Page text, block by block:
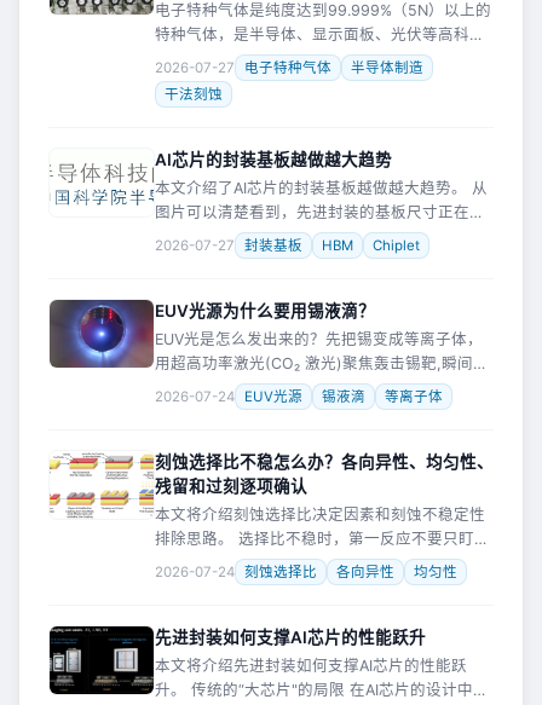
电子特种气体是纯度达到99.999%（5N）以上的
特种气体，是半导体、显示面板、光伏等高科技
产业制造过程中的关键材料。在集成电路从裸硅
片到成品芯片的晶圆制造全流程中，超过一半的
工序要用到电子特种气体。
2026-07-27 电子特种气体
半导体制造
干法刻蚀
AI芯片的封装基板越做越大趋势
本文介绍了AI芯片的封装基板越做越大趋势。 从
图片可以清楚看到，先进封装的基板尺寸正在快
速膨胀。这背后是AI芯片对算力和带宽的无尽渴
求。 图(a)是比较“传统”的配置：一颗逻辑芯片加
2026-07-27 封装基板 HBM Chiplet
EUV光源为什么要用锡液滴？
EUV光是怎么发出来的？先把锡变成等离子体，
用超高功率激光(CO₂ 激光)聚焦轰击锡靶,瞬间把
锡加热到几十万度。这么高的温度下,锡原子的外
层电子被剥离掉很多个,变成高电离态离子—失去
2026-07-24 EUV光源 锡液滴 等离子体
刻蚀选择比不稳怎么办？各向异性、均匀性、
残留和过刻逐项确认
本文将介绍刻蚀选择比决定因素和刻蚀不稳定性
排除思路。 选择比不稳时，第一反应不要只盯刻
蚀速率，更不要直接把功率、时间、气体流量一
起改。 很多刻蚀异常看起来都是“没刻干净”或“刻
2026-07-24 刻蚀选择比 各向异性 均匀性
先进封装如何支撑AI芯片的性能跃升
本文将介绍先进封装如何支撑AI芯片的性能跃
升。 传统的“大芯片"的局限 在AI芯片的设计中，